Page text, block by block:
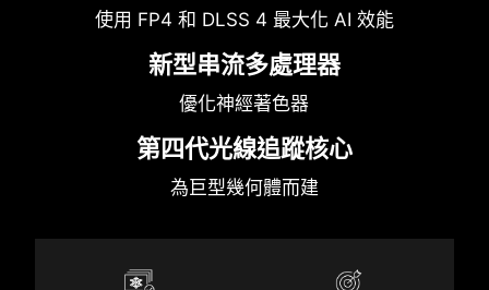
使用 FP4 和 DLSS 4 最大化 AI 效能
新型串流多處理器
優化神經著色器
第四代光線追蹤核心
為巨型幾何體而建